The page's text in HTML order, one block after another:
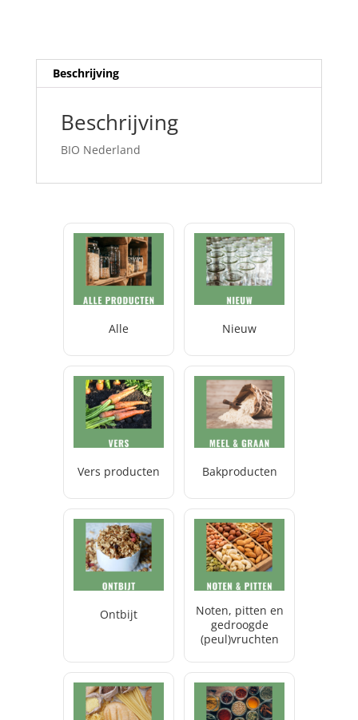
Beschrijving
Beschrijving
BIO Nederland
Alle Nieuw
Vers producten Bakproducten
Ontbijt
Noten, pitten en
gedroogde
(peul)vruchten